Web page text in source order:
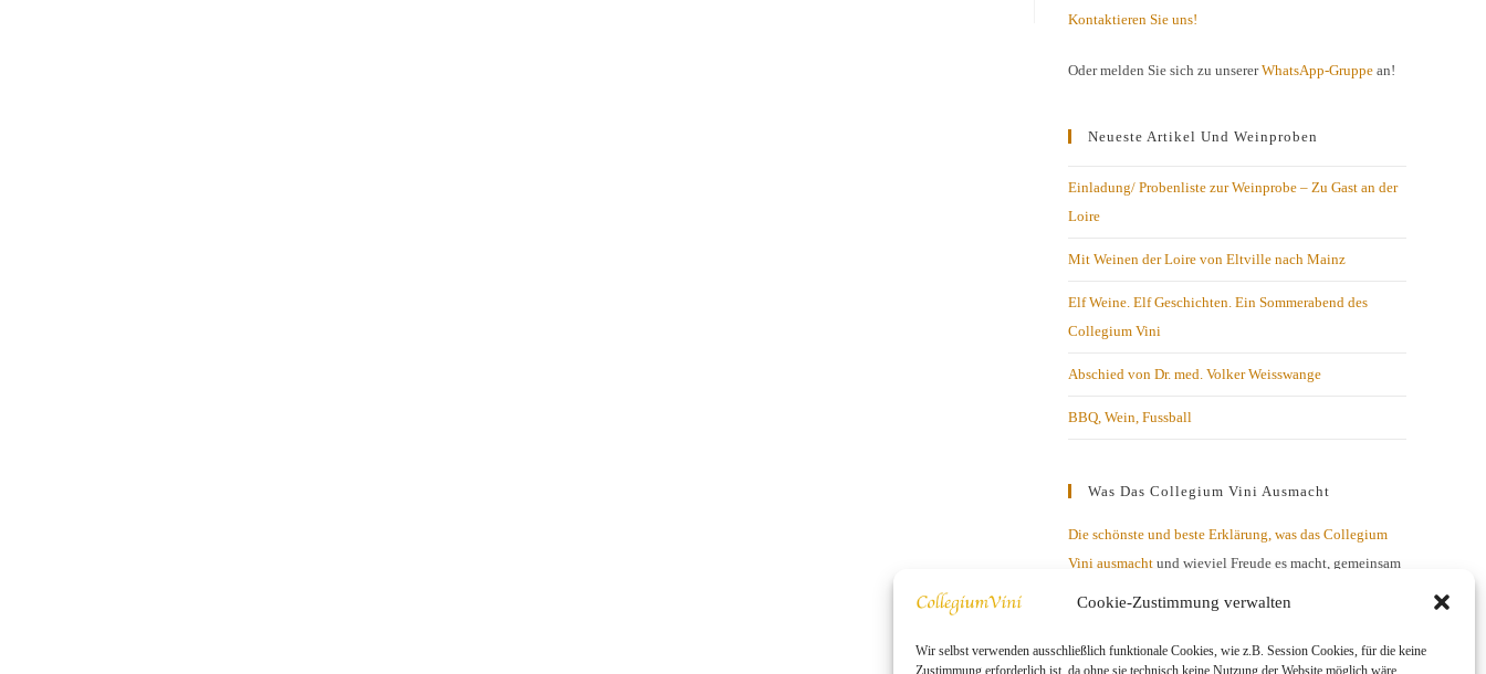
Cookie-Zustimmung verwalten
Wir selbst verwenden ausschließlich funktionale Cookies, wie z.B. Session Cookies, für die keine
Zustimmung erforderlich ist, da ohne sie technisch keine Nutzung der Website möglich wäre.
Kontaktieren Sie uns!
Oder melden Sie sich zu unsererWhatsApp-Gruppe an!
Neueste Artikel Und Weinproben
Einladung/ Probenliste zur Weinprobe – Zu Gast an der
Loire
Mit Weinen der Loire von Eltville nach Mainz
Elf Weine. Elf Geschichten. Ein Sommerabend des
Collegium Vini
Abschied von Dr. med. Volker Weisswange
BBQ, Wein, Fussball
Was Das Collegium Vini Ausmacht
Die schönste und beste Erklärung, was das Collegium
Vini ausmacht und wieviel Freude es macht, gemeinsam